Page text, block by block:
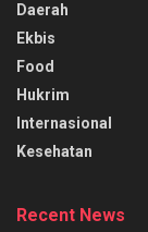
Daerah
Ekbis
Food
Hukrim
Internasional
Kesehatan
Recent News